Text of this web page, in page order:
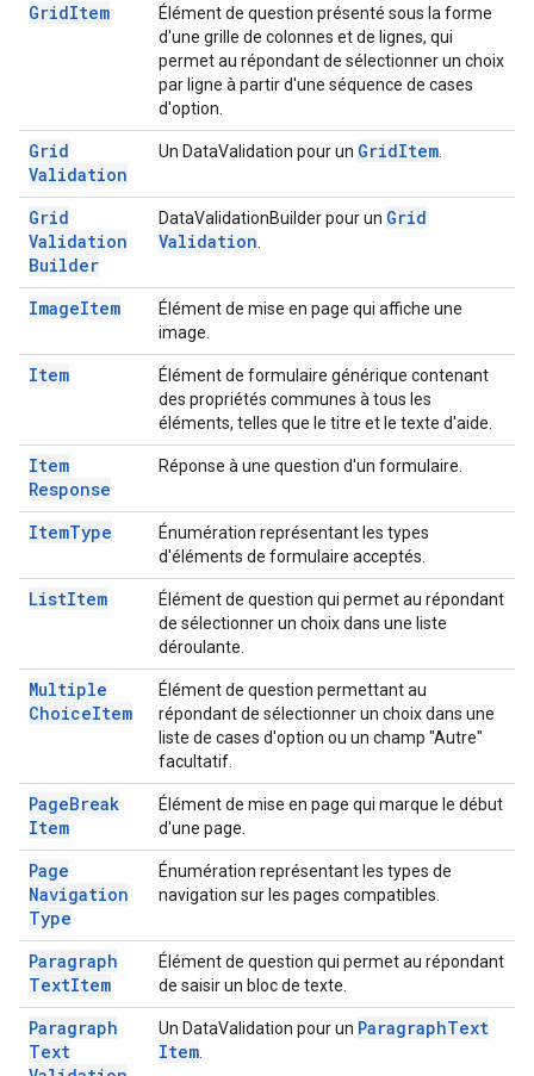
GridItem
Élément de question présenté sous la forme
d'une grille de colonnes et de lignes, qui
permet au répondant de sélectionner un choix
par ligne à partir d'une séquence de cases
d'option.
Grid
Validation
Un DataValidation pour un GridItem
Grid
Validation
Builder
DataValidationBuilder pour un Grid
Validation
ImageItem
Élément de mise en page qui affiche une
image.
Item
Élément de formulaire générique contenant
des propriétés communes à tous les
éléments, telles que le titre et le texte d'aide.
Item
Response
Réponse à une question d'un formulaire.
ItemType
Énumération représentant les types
d'éléments de formulaire acceptés.
ListItem
Élément de question qui permet au répondant
de sélectionner un choix dans une liste
déroulante.
Multiple
ChoiceItem
Élément de question permettant au
répondant de sélectionner un choix dans une
liste de cases d'option ou un champ "Autre"
facultatif.
PageBreak
Item
Élément de mise en page qui marque le début
d'une page.
Page
Navigation
Type
Énumération représentant les types de
navigation sur les pages compatibles.
Paragraph
TextItem
Élément de question qui permet au répondant
de saisir un bloc de texte.
Paragraph
Text
Un DataValidation pour un ParagraphText
Item